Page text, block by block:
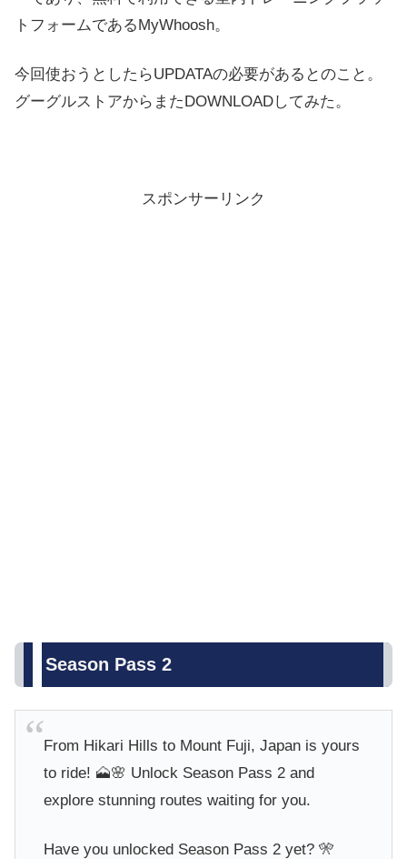
トフォームであるMyWhoosh。
今回使おうとしたらUPDATAの必要があるとのこと。
グーグルストアからまたDOWNLOADしてみた。
スポンサーリンク
Season Pass 2
From Hikari Hills to Mount Fuji, Japan is yours
to ride! 🗻🌸 Unlock Season Pass 2 and
explore stunning routes waiting for you.
Have you unlocked Season Pass 2 yet? 🎌